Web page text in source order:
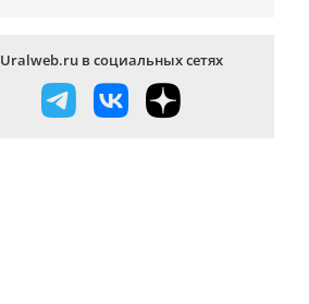
Uralweb.ru в социальных сетях